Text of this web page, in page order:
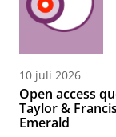
10 juli 2026
Open access
Taylor &
Emerald